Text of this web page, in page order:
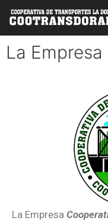
La Empresa
La Empresa